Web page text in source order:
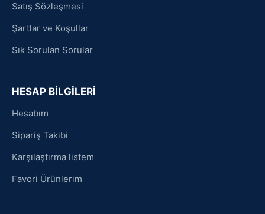
Satış Sözleşmesi
Şartlar ve Koşullar
Sık Sorulan Sorular
HESAP BİLGİLERİ
Hesabım
Sipariş Takibi
Karşılaştırma listem
Favori Ürünlerim